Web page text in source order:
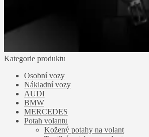
Kategorie produktu
Osobní vozy
Nákladní vozy
AUDI
BMW
MERCEDES
Potah volantu
Kožený potahy na volant